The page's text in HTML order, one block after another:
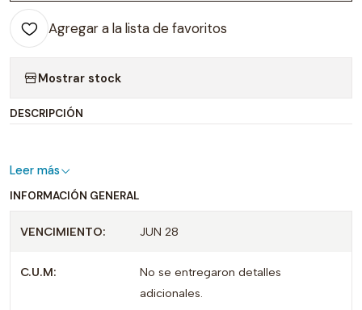
Agregar a la lista de favoritos
Mostrar stock
DESCRIPCIÓN
Leer más
INFORMACIÓN GENERAL
VENCIMIENTO: JUN 28
C.U.M:
No se entregaron detalles
adicionales.